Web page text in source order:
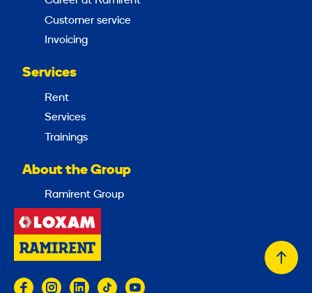
Customer service
Invoicing
Services
Rent
Services
Trainings
About the Group
Ramirent Group
Back